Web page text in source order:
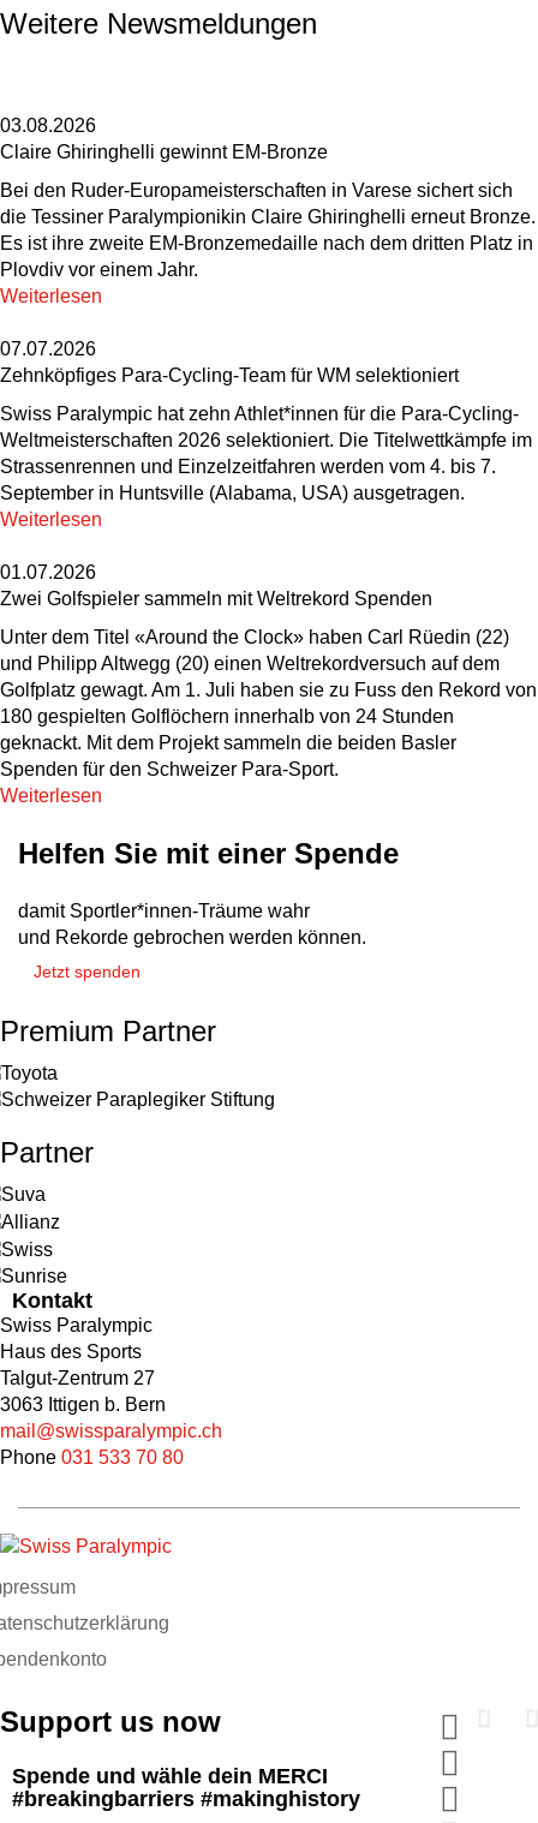
Weitere Newsmeldungen
03.08.2026
Claire Ghiringhelli gewinnt EM-Bronze
Bei den Ruder-Europameisterschaften in Varese sichert sich
die Tessiner Paralympionikin Claire Ghiringhelli erneut Bronze.
Es ist ihre zweite EM-Bronzemedaille nach dem dritten Platz in
Plovdiv vor einem Jahr.
Weiterlesen
07.07.2026
Zehnköpfiges Para-Cycling-Team für WM selektioniert
Swiss Paralympic hat zehn Athlet*innen für die Para-Cycling-
Weltmeisterschaften 2026 selektioniert. Die Titelwettkämpfe im
Strassenrennen und Einzelzeitfahren werden vom 4. bis 7.
September in Huntsville (Alabama, USA) ausgetragen.
Weiterlesen
01.07.2026
Zwei Golfspieler sammeln mit Weltrekord Spenden
Unter dem Titel «Around the Clock» haben Carl Rüedin (22)
und Philipp Altwegg (20) einen Weltrekordversuch auf dem
Golfplatz gewagt. Am 1. Juli haben sie zu Fuss den Rekord von
180 gespielten Golflöchern innerhalb von 24 Stunden
geknackt. Mit dem Projekt sammeln die beiden Basler
Spenden für den Schweizer Para-Sport.
Weiterlesen
Helfen Sie mit einer Spende
damit Sportler*innen-Träume wahr
und Rekorde gebrochen werden können.
Jetzt spenden
Premium Partner
Partner
Kontakt
Swiss Paralympic
Haus des Sports
Talgut-Zentrum 27
3063 Ittigen b. Bern
mail@swissparalympic.ch
Phone 031 533 70 80
Support us now
Spende und wähle dein MERCI
#breakingbarriers #makinghistory